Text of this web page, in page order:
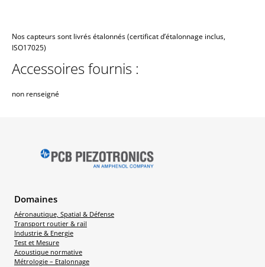
Nos capteurs sont livrés étalonnés (certificat d’étalonnage inclus,
ISO17025)
Accessoires fournis :
non renseigné
Domaines
Aéronautique, Spatial & Défense
Transport routier & rail
Industrie & Energie
Test et Mesure
Acoustique normative
Métrologie – Etalonnage